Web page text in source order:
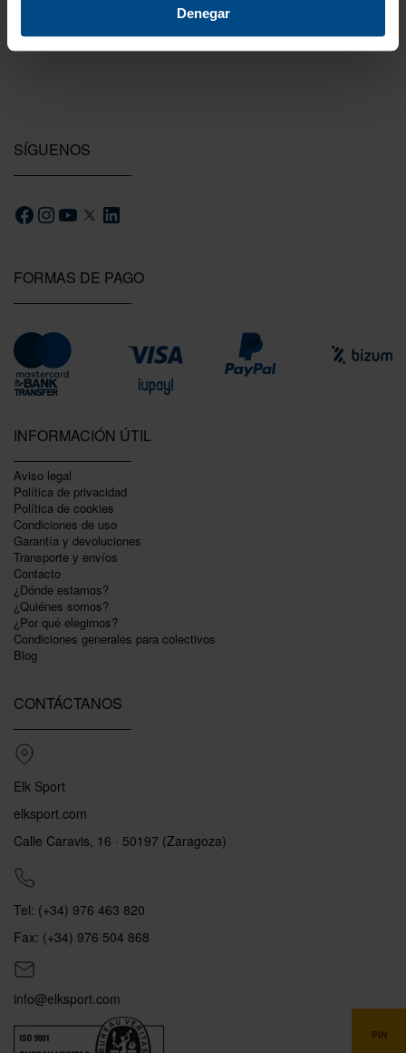
Denegar
FORMAS DE PAGO
INFORMACIÓN ÚTIL
Aviso legal
Política de privacidad
Polí­tica de cookies
Condiciones de uso
Garantí­a y devoluciones
Transporte y envíos
Contacto
¿Dónde estamos?
¿Quiénes somos?
¿Por qué elegirnos?
Condiciones generales para colectivos
Blog
CONTÁCTANOS
Elk Sport
elksport.com
Calle Caravis, 16 · 50197 (Zaragoza)
Tel: (+34) 976 463 820
Fax: (+34) 976 504 868
info@elksport.com
SÍGUENOS
PIN